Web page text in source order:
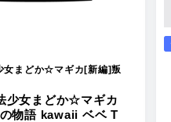
女まどか☆マギカ[新編]叛
少女まどか☆マギカ
物語 kawaii ベベ T